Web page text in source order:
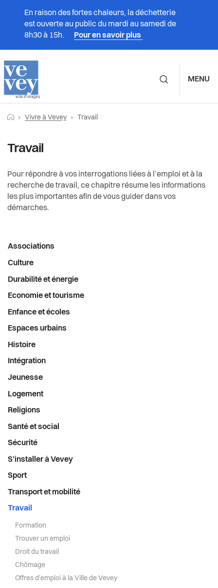
En raison des fortes chaleurs, la déchetterie
est ouverte au public du mardi au samedi de
8h30 à 15h.
Pour en savoir plus
MENU
Prestations
Vivre à Vevey
Vivre à Vevey
Associations
Culture
Durabilité et énergie
Espaces urbains
Histoire
Intégration
Jeunesse
Religions
Santé et social
Sécurité
S’installer à Vevey
Transport et mobilité
Travail
Travail
Formation
Trouver un emploi
Droit du travail
Offres d'emploi à la Ville de Vevey
Administration
Vie politique
Pilier public
Règlements
FilRetourner vers la page d'accueil
Vivre à Vevey Page actuelle:
Travail
Travail
Pour répondre à vos interrogations liées à l’emploi et à la
recherche de travail, ce chapitre résume les informations
les plus importantes afin de vous guider dans vos
démarches.
Menu
latéral
Associations
Culture
Durabilité et énergie
Economie et tourisme
Enfance et écoles
Espaces urbains
Histoire
Intégration
Jeunesse
Logement
Religions
Santé et social
Sécurité
S’installer à Vevey
Sport
Transport et mobilité
Travail
Formation
Trouver un emploi
Droit du travail
Chômage
Offres d'emploi à la Ville de Vevey